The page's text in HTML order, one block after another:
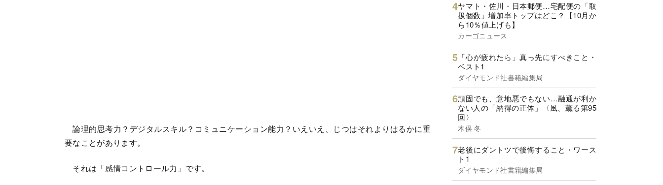
論理的思考力？デジタルスキル？コミュニケーション能力？いえいえ、じつはそれよりはるかに重
要なことがあります。
それは「感情コントロール力」です。
ヤマト・佐川・日本郵便…宅配便の「取
扱個数」増加率トップはどこ？【10月か
ら10％値上げも】
カーゴニュース
「心が疲れたら」真っ先にすべきこと・
ベスト1
ダイヤモンド社書籍編集局
頑固でも、意地悪でもない…融通が利か
ない人の「納得の正体」〈風、薫る第95
回〉
木俣 冬
老後にダントツで後悔すること・ワース
ト1
ダイヤモンド社書籍編集局